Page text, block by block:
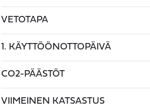
VETOTAPA
1. KÄYTTÖÖNOTTOPÄIVÄ
CO2-PÄÄSTÖT
VIIMEINEN KATSASTUS